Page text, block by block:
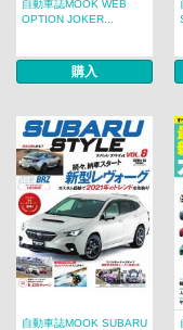
自動車誌MOOK WEB
OPTION JOKER...
購入
自動車誌MOOK SUBARU